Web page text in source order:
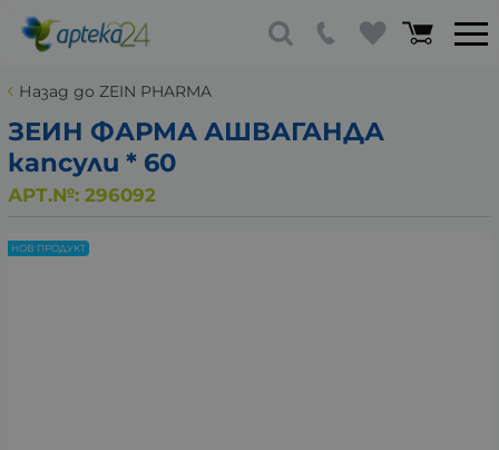
Назад до ZEIN PHARMA
ЗЕИН ФАРМА АШВАГАНДА
капсули * 60
АРТ.№: 296092
НОВ ПРОДУКТ